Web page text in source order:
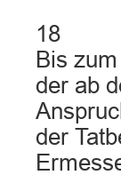
18
Bis
der ab
der